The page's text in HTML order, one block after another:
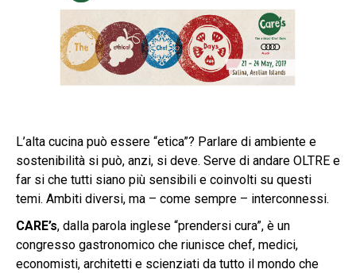
L’alta cucina può essere “etica”? Parlare di ambiente e
sostenibilità si può, anzi, si deve. Serve di andare OLTRE e
far si che tutti siano più sensibili e coinvolti su questi
temi. Ambiti diversi, ma – come sempre – interconnessi.
CARE’s, dalla parola inglese “prendersi cura”, è un
congresso gastronomico che riunisce chef, medici,
economisti, architetti e scienziati da tutto il mondo che